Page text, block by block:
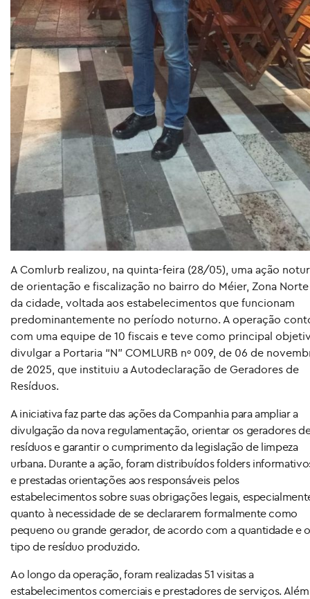
A Comlurb realizou, na quinta-feira (28/05), uma ação
de orientação e fiscalização no bairro do Méier, Zona Norte
da cidade, voltada aos estabelecimentos que funcionam
predominantemente no período noturno. A operação
com uma equipe de 10 fiscais e teve como principal
divulgar a Portaria “N” COMLURB nº 009, de 06 de
de 2025, que instituiu a Autodeclaração de Geradores de
Resíduos.
A iniciativa faz parte das ações da Companhia para ampliar a
divulgação da nova regulamentação, orientar os geradores
resíduos e garantir o cumprimento da legislação de limpeza
urbana. Durante a ação, foram distribuídos folders
e prestadas orientações aos responsáveis pelos
estabelecimentos sobre suas obrigações legais,
quanto à necessidade de se declararem formalmente como
pequeno ou grande gerador, de acordo com a quantidade e
tipo de resíduo produzido.
Ao longo da operação, foram realizadas 51 visitas a
estabelecimentos comerciais e prestadores de serviços. Além